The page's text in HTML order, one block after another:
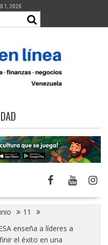
7, 2026
11
enseña a líderes a
el éxito en una